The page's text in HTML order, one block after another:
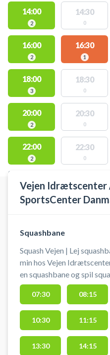
14:00
2
14:30
0
16:00
2
16:30
1
18:00
3
18:30
0
20:00
2
20:30
0
22:00
2
22:30
0
STEDER MED LEDIGE
Vejen Idrætscenter
SportsCenter
Squashbane
Squash Vejen | Lej
min hos Vejen
en squashbane og spil
Vejen på en af banerne hos
SportsCenter Danmark. Gratis
parkering findes ved Vejen
Idrætscenter, når du
squashbane. #squash-vejen
#squash-i-vejen #book-
07:30 08:15
10:30 11:15
13:30 14:15